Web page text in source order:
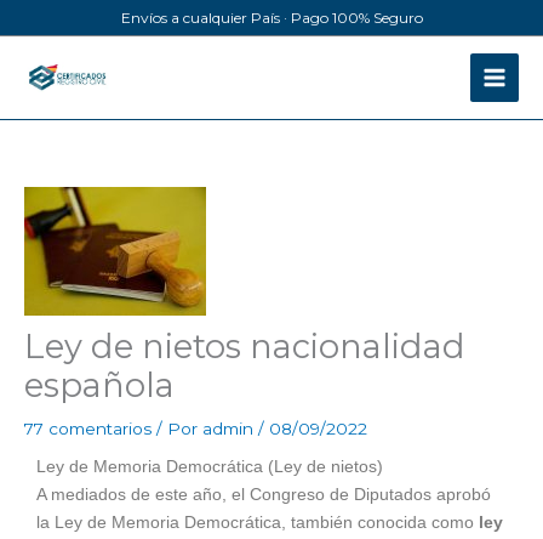
al
contenido
Envíos a cualquier País · Pago 100% Seguro
Ley de nietos nacionalidad
española
77 comentarios / Por admin / 08/09/2022
Ley de Memoria Democrática (Ley de nietos)
A mediados de este año, el Congreso de Diputados aprobó
la Ley de Memoria Democrática, también conocida como ley